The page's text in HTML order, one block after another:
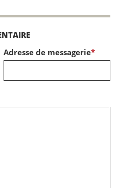
Adresse de messagerie*